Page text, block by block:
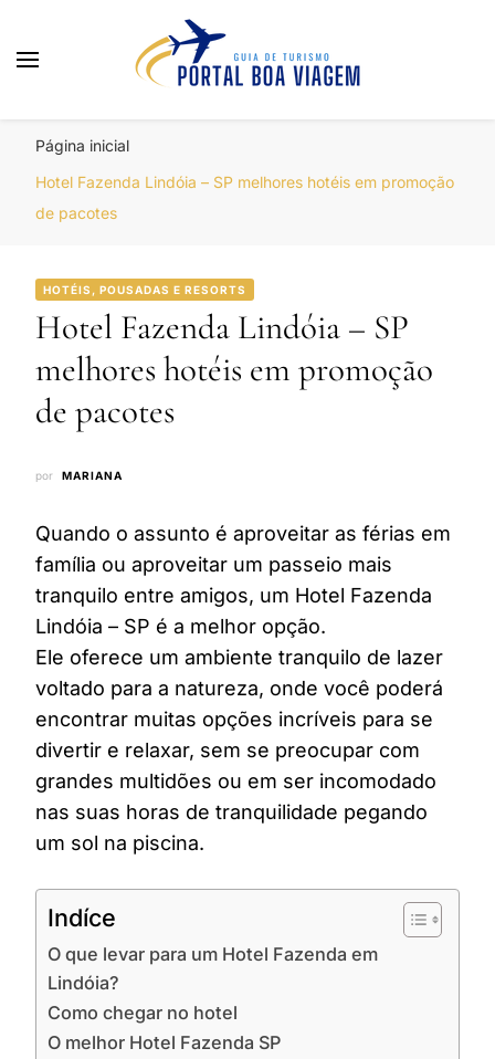
Página inicial
Hotel Fazenda Lindóia – SP melhores hotéis em promoção
de pacotes
HOTÉIS, POUSADAS E RESORTS
Hotel Fazenda Lindóia – SP
melhores hotéis em promoção
de pacotes
por MARIANA
Quando o assunto é aproveitar as férias em
família ou aproveitar um passeio mais
tranquilo entre amigos, um Hotel Fazenda
Lindóia – SP é a melhor opção.
Ele oferece um ambiente tranquilo de lazer
voltado para a natureza, onde você poderá
encontrar muitas opções incríveis para se
divertir e relaxar, sem se preocupar com
grandes multidões ou em ser incomodado
nas suas horas de tranquilidade pegando
um sol na piscina.
Indíce
O que levar para um Hotel Fazenda em
Lindóia?
Como chegar no hotel
O melhor Hotel Fazenda SP